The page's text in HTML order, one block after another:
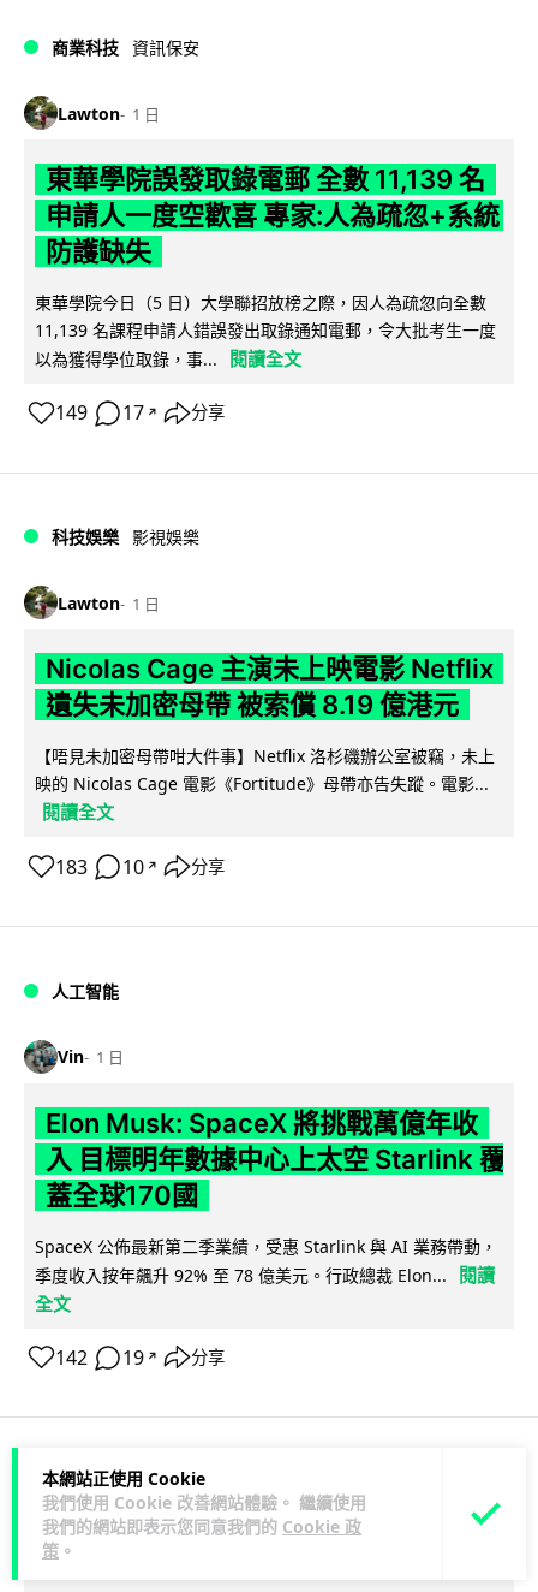
本網站正使用 Cookie
我們使用 Cookie 改善網站體驗。 繼續使用
我們的網站即表示您同意我們的 Cookie 政
策 。
商業科技 資訊保安
Lawton 1 日
東華學院誤發取錄電郵 全數 11,139 名
申請人一度空歡喜 專家:人為疏忽+系統
防護缺失
東華學院今日（5 日）大學聯招放榜之際，因人為疏忽向全數
11,139 名課程申請人錯誤發出取錄通知電郵，令大批考生一度
以為獲得學位取錄，事...
閱讀全文
149 17 ↗ 分享
科技娛樂 影視娛樂
Lawton 1 日
Nicolas Cage 主演未上映電影 Netflix
遺失未加密母帶 被索償 8.19 億港元
【唔見未加密母帶咁大件事】Netflix 洛杉磯辦公室被竊，未上
映的 Nicolas Cage 電影《Fortitude》母帶亦告失蹤。電影...
閱讀全文
183 10 ↗ 分享
人工智能
Vin 1 日
Elon Musk: SpaceX 將挑戰萬億年收
入 目標明年數據中心上太空 Starlink 覆
蓋全球170國
SpaceX 公佈最新第二季業績，受惠 Starlink 與 AI 業務帶動，
季度收入按年飆升 92% 至 78 億美元。行政總裁 Elon...
閱讀
全文
142 19 ↗ 分享
人工智能
Vin